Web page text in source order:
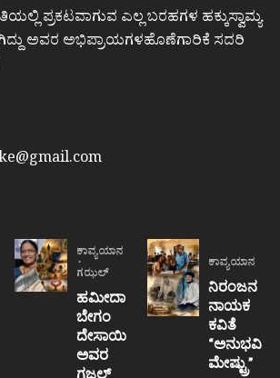
ಪ್ರಕಟವಾಗುವ ಎಲ್ಲ ಬರಹಗಳ ಹಕ್ಕುಸ್ವಾಮ್ಯ
ಅವರ ಅಭಿಪ್ರಾಯಗಳಹೊಣೆಗಾರಿಕೆ ಸದರಿ
ಕಾವ್ಯಯಾನ
ಗಝಲ್
ಹಮೀದಾ
ಬೇಗಂ
ದೇಸಾಯಿ
ಅವರ
ಗಜಲ್
ಕಾವ್ಯಯಾನ
ನಿರಂಜನ
ನಾಯಕ
ಕವಿತೆ
“ಅನುಭವಿ
ಮೇಷ್ಟ್ರು”